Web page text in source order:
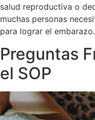
salud reproductiva o
muchas personas
para lograr el
Preguntas
el SOP